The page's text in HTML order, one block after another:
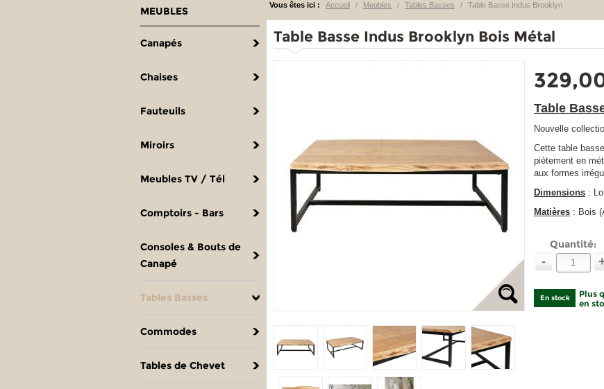
MEUBLES
Canapés
Chaises
Fauteuils
Miroirs
Meubles TV / Tél
Comptoirs - Bars
Consoles & Bouts de
Canapé
Tables Basses
Commodes
Tables de Chevet
Vous êtes ici : Accueil / Meubles / Tables Basses / Table Basse Indus Brooklyn
Table Basse Indus Brooklyn Bois Métal
Table
Nouvelle
Cette table
piètement en
aux formes
Dimensions :
Matières : Bois
Quantité:
-
En stock
Plus
en